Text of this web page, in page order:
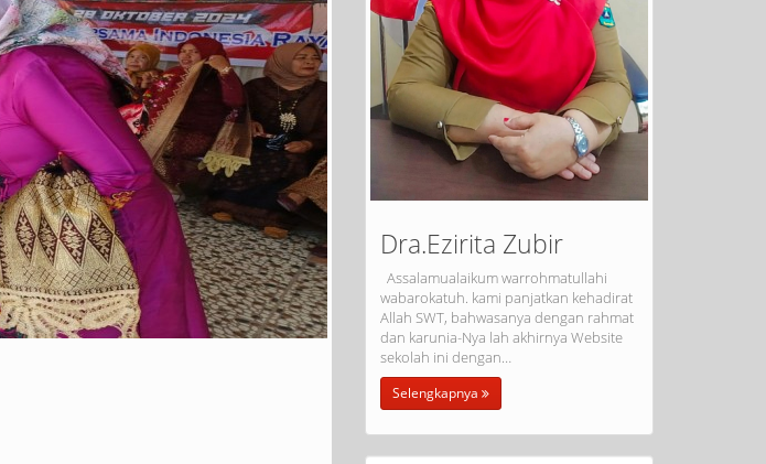
Dra.Ezirita Zubir
Assalamualaikum warrohmatullahi
wabarokatuh. kami panjatkan kehadirat
Allah SWT, bahwasanya dengan rahmat
dan karunia-Nya lah akhirnya Website
sekolah ini dengan…
Selengkapnya